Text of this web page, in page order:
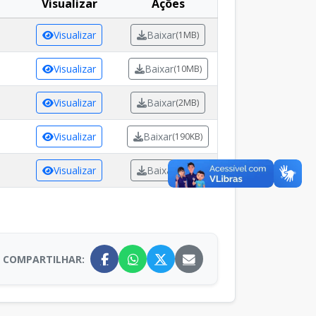
Visualizar Ações
Visualizar Baixar(1MB)
Visualizar Baixar(10MB)
Visualizar Baixar(2MB)
Visualizar Baixar(190KB)
Visualizar Baixar (2MB)
COMPARTILHAR: